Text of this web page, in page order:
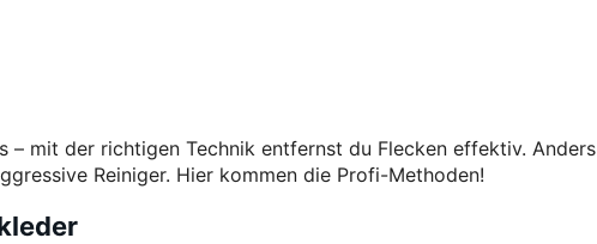
– mit der richtigen Technik entfernst du Flecken effektiv. Anders
Reiniger. Hier kommen die Profi-Methoden!